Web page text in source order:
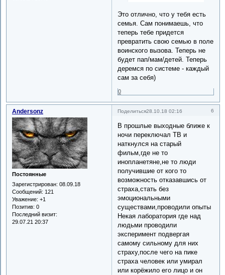
Это отлично, что у тебя есть
семья. Сам понимаешь, что
теперь тебе придется
превратить свою семью в поле
воинского вызова. Теперь не
будет пап/мам/детей. Теперь
деремся по системе - каждый
сам за себя)
0
Поделиться 6
28.10.18 02:16
Andersonz
Постоянные
Зарегистрирован: 08.09.18
Сообщений: 121
Уважение: +1
Позитив: 0
Последний визит:
29.07.21 20:37
В прошлые выходные ближе к
ночи переключал ТВ и
наткнулся на старый
фильм,где не то
инопланетяне,не то люди
получившие от кого то
возможность отказавшись от
страха,стать без
эмоциональными
существами,проводили опыты
Некая лаборатория где над
людьми проводили
эксперимент подвергая
самому сильному для них
страху,после чего на пике
страха человек или умирал
или корёжило его лицо и он